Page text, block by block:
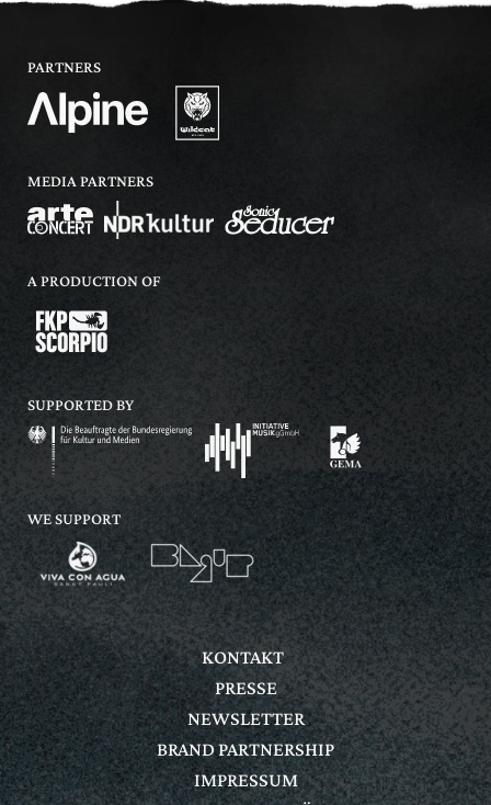
PARTNERS
MEDIA PARTNERS
A PRODUCTION OF
SUPPORTED BY
WE SUPPORT
KONTAKT
PRESSE
NEWSLETTER
BRAND PARTNERSHIP
IMPRESSUM